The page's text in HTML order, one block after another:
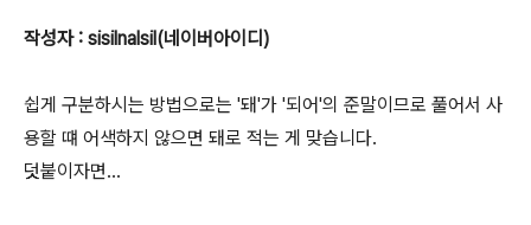
작성자 : sisilnalsil(네이버아이디)
쉽게 구분하시는 방법으로는 '돼'가 '되어'의 준말이므로 풀어서 사
용할 떄 어색하지 않으면 돼로 적는 게 맞습니다.
덧붙이자면...